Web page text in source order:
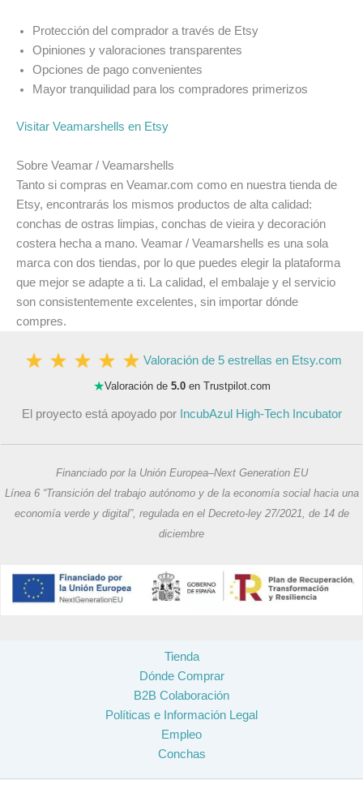
Protección del comprador a través de Etsy
Opiniones y valoraciones transparentes
Opciones de pago convenientes
Mayor tranquilidad para los compradores primerizos
Visitar Veamarshells en Etsy
Sobre Veamar / Veamarshells
Tanto si compras en Veamar.com como en nuestra tienda de
Etsy, encontrarás los mismos productos de alta calidad:
conchas de ostras limpias, conchas de vieira y decoración
costera hecha a mano. Veamar / Veamarshells es una sola
marca con dos tiendas, por lo que puedes elegir la plataforma
que mejor se adapte a ti. La calidad, el embalaje y el servicio
son consistentemente excelentes, sin importar dónde
compres.
Valoración de 5 estrellas en Etsy.com
★Valoración de 5.0en Trustpilot.com
El proyecto está apoyado por IncubAzul High-Tech Incubator
Financiado por la Unión Europea–Next Generation EU
Línea 6 “Transición del trabajo autónomo y de la economía social hacia una
economía verde y digital”, regulada en el Decreto-ley 27/2021, de 14 de
diciembre
Tienda
Dónde Comprar
B2B Colaboración
Políticas e Información Legal
Empleo
Conchas